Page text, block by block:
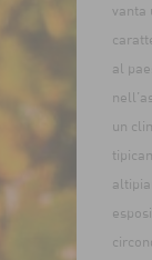
vanta
al
un